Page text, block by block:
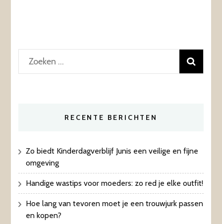
Zoeken
naar:
RECENTE BERICHTEN
Zo biedt Kinderdagverblijf Junis een veilige en fijne
omgeving
Handige wastips voor moeders: zo red je elke outfit!
Hoe lang van tevoren moet je een trouwjurk passen
en kopen?